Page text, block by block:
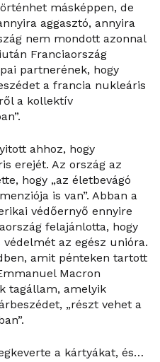
másképpen, de
aggasztó, annyira
nem mondott azonnal
Franciaország
partnerének, hogy
a francia nukleáris
a kollektív
ahhoz, hogy
erejét. Az ország az
hogy „az életbevágó
is van”. Abban a
védőernyő ennyire
felajánlotta, hogy
az egész unióra.
amit pénteken tartott
Macron
tagállam, amelyik
„részt vehet a
a kártyákat, és…